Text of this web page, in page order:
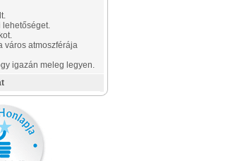
lehetőséget.
város atmoszférája
igazán meleg legyen.